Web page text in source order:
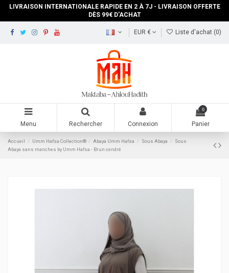
LIVRAISON INTERNATIONALE RAPIDE EN 2 À 7J - LIVRAISON OFFERTE
DÈS 99€ D'ACHAT
EUR € Liste d'achat (0)
Menu Rechercher Connexion
0
Panier
Accueil ‎Umm Hafsa Collection® Abaya Umm Hafsa Sous Abaya
Sous
Abaya sans manches by Umm Hafsa - Brun cendré